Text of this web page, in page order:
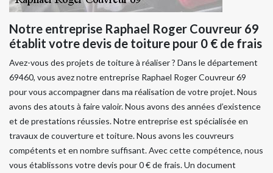
Notre entreprise Raphael Roger Couvreur 69
établit votre devis de toiture pour 0 € de frais
Avez-vous des projets de toiture à réaliser ? Dans le département
69460, vous avez notre entreprise Raphael Roger Couvreur 69
pour vous accompagner dans ma réalisation de votre projet. Nous
avons des atouts à faire valoir. Nous avons des années d’existence
et de prestations réussies. Notre entreprise est spécialisée en
travaux de couverture et toiture. Nous avons les couvreurs
compétents et en nombre suffisant. Avec cette compétence, nous
vous établissons votre devis pour 0 € de frais. Un document